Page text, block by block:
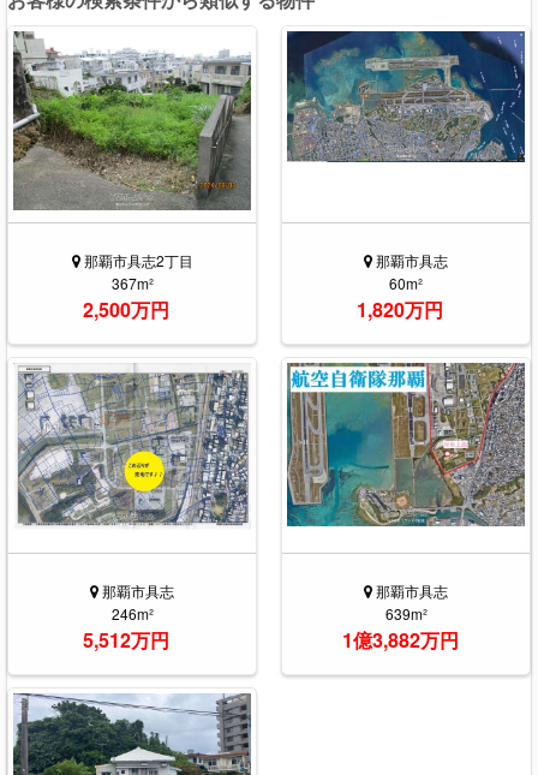
那覇市具志2丁目
367m²
2,500万円
那覇市具志
60m²
1,820万円
那覇市具志
246m²
5,512万円
那覇市具志
639m²
1億3,882万円